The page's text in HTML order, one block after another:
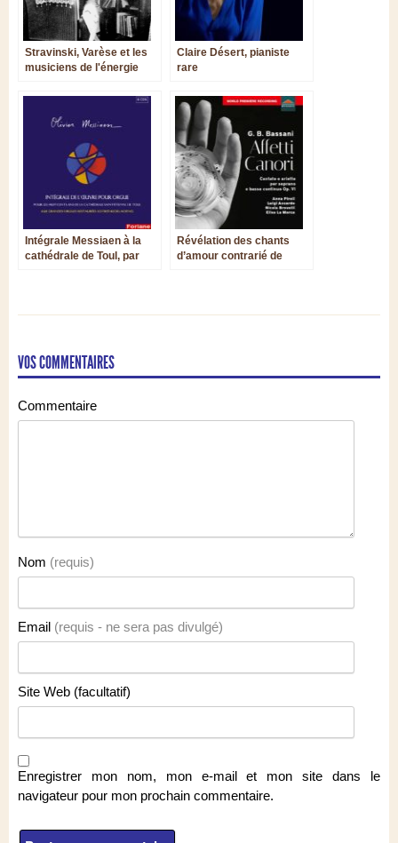
Stravinski, Varèse et les
musiciens de l'énergie
Claire Désert, pianiste
rare
Intégrale Messiaen à la
cathédrale de Toul, par
Révélation des chants
d’amour contrarié de
VOS COMMENTAIRES
Commentaire
Nom (requis)
Email (requis - ne sera pas divulgé)
Site Web (facultatif)
Enregistrer mon nom, mon e-mail et mon site dans le
navigateur pour mon prochain commentaire.